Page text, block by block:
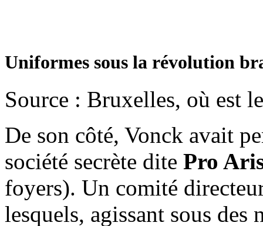
Uniformes sous la révolution
Source : Bruxelles, où est
De son côté, Vonck avait
société secrète dite Pro
foyers). Un comité
lesquels, agissant sous des